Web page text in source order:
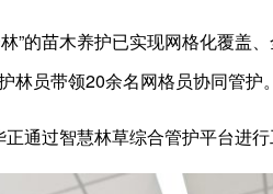
的苗木养护已实现网格化覆盖
员带领20余名网格员协同管护。
通过智慧林草综合管护平台进行